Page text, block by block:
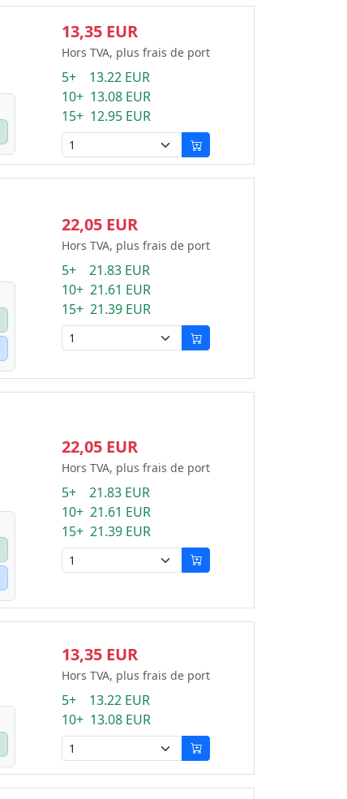
13,35 EUR
Hors TVA, plus frais de port
5+ 13.22 EUR
10+ 13.08 EUR
15+ 12.95 EUR
22,05 EUR
Hors TVA, plus frais de port
5+ 21.83 EUR
10+ 21.61 EUR
15+ 21.39 EUR
22,05 EUR
Hors TVA, plus frais de port
5+ 21.83 EUR
10+ 21.61 EUR
15+ 21.39 EUR
13,35 EUR
Hors TVA, plus frais de port
5+ 13.22 EUR
10+ 13.08 EUR